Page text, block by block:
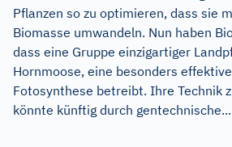
Pflanzen so zu optimieren, dass sie
Biomasse umwandeln. Nun haben
dass eine Gruppe einzigartiger
Hornmoose, eine besonders
Fotosynthese betreibt. Ihre Technik
könnte künftig durch gentechnische...